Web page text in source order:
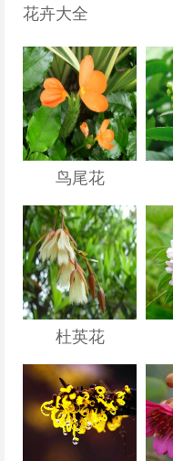
花卉大全
鸟尾花
杜英花